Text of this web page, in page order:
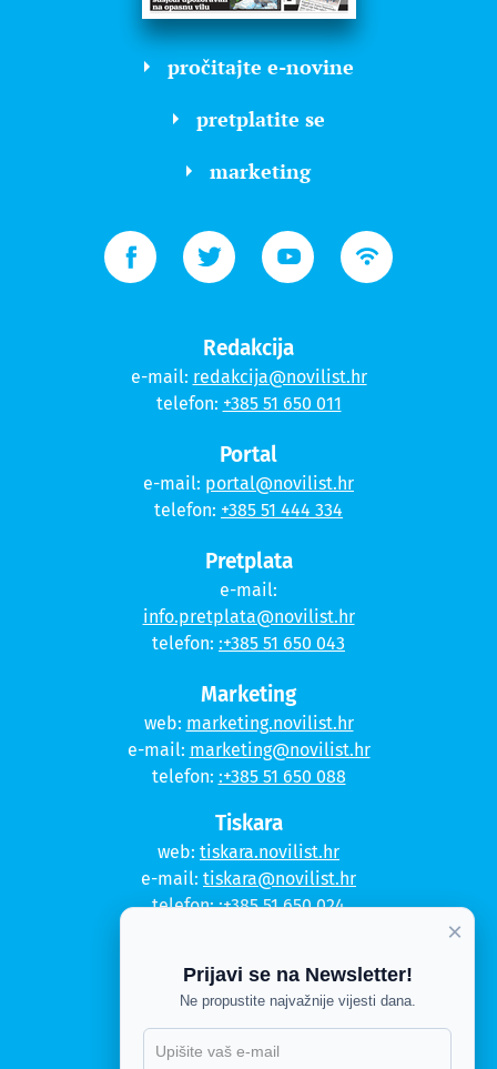
pročitajte e-novine
pretplatite se
marketing
Redakcija
e-mail: redakcija@novilist.hr
telefon: +385 51 650 011
Portal
e-mail: portal@novilist.hr
telefon: +385 51 444 334
Pretplata
e-mail:
info.pretplata@novilist.hr
telefon: :+385 51 650 043
Marketing
web: marketing.novilist.hr
e-mail: marketing@novilist.hr
telefon: :+385 51 650 088
Tiskara
web: tiskara.novilist.hr
e-mail: tiskara@novilist.hr
telefon::+385 51 650 024
Kontakt
Politika privatnosti
Politika kolačića
×
Prijavi se na Newsletter!
Ne propustite najvažnije vijesti dana.